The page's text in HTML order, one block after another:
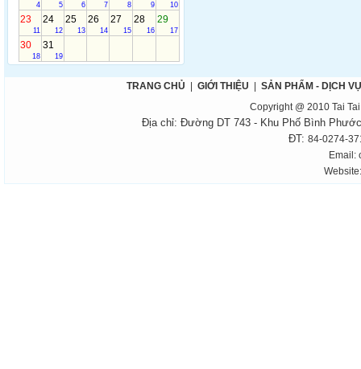
4 5 6 7 8 9 10
23
11
24
12
25
13
26
14
27
15
28
16
29
17
30
18
31
19
TRANG CHỦ GIỚI THIỆU
SẢN PHẨM - DỊCH VỤ
Copyright @ 2010 Tai
Địa chỉ: Đường DT 743 - Khu Phố Bình
ĐT: 84-0274-
Email: